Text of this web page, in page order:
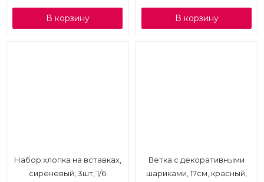
В корзину В корзину
Набор хлопка на вставках,
сиреневый, 3шт, 1/6
Ветка с декоративными
шариками, 17см, красный,